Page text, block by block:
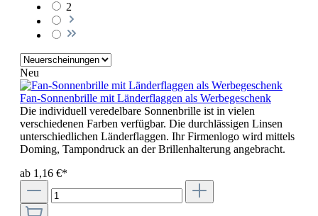
2
Neu
Fan-Sonnenbrille mit Länderflaggen als Werbegeschenk
Die individuell veredelbare Sonnenbrille ist in vielen
verschiedenen Farben verfügbar. Die durchlässigen Linsen
unterschiedlichen Länderflaggen. Ihr Firmenlogo wird mittels
Doming, Tampondruck an der Brillenhalterung angebracht.
ab 1,16 €*